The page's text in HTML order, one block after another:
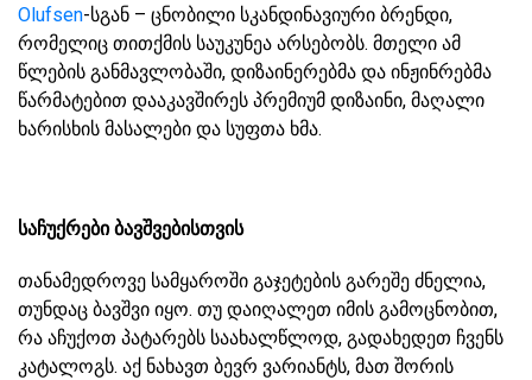
Olufsen-სგან – ცნობილი სკანდინავიური ბრენდი,
რომელიც თითქმის საუკუნეა არსებობს. მთელი ამ
წლების განმავლობაში, დიზაინერებმა და ინჟინრებმა
წარმატებით დააკავშირეს პრემიუმ დიზაინი, მაღალი
ხარისხის მასალები და სუფთა ხმა.
საჩუქრები ბავშვებისთვის
თანამედროვე სამყაროში გაჯეტების გარეშე ძნელია,
თუნდაც ბავშვი იყო. თუ დაიღალეთ იმის გამოცნობით,
რა აჩუქოთ პატარებს საახალწლოდ, გადახედეთ ჩვენს
კატალოგს. აქ ნახავთ ბევრ ვარიანტს, მათ შორის